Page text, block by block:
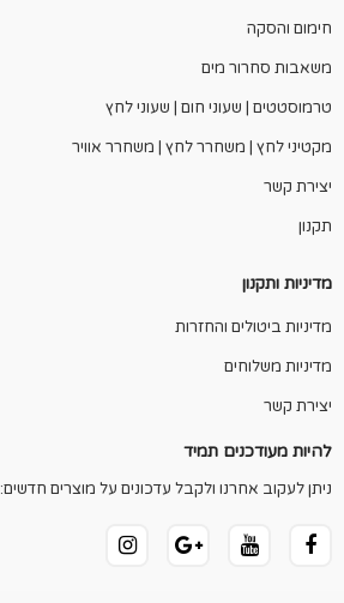
חימום והסקה
משאבות סחרור מים
טרמוסטטים | שעוני חום | שעוני לחץ
מקטיני לחץ | משחרר לחץ | משחרר אוויר
יצירת קשר
תקנון
מדיניות ותקנון
מדיניות ביטולים והחזרות
מדיניות משלוחים
יצירת קשר
להיות מעודכנים תמיד
ניתן לעקוב אחרנו ולקבל עדכונים על מוצרים חדשים: